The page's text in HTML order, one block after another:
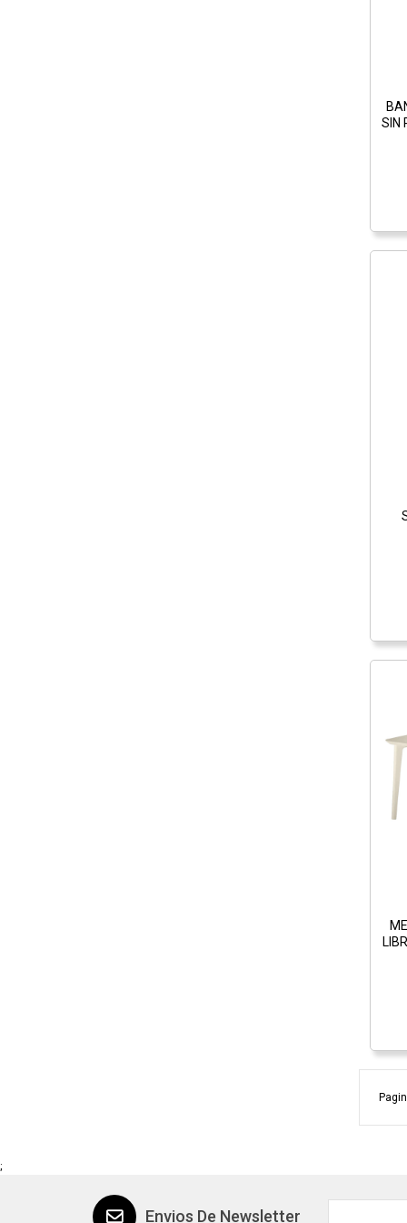
SIN
;
Envios De Newsletter